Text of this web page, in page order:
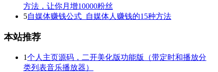
方法，让你月增10000粉丝
5自媒体赚钱公式_自媒体人赚钱的15种方法
本站推荐
1个人主页源码，二开美化版功能版（带定时和播放分
类列表音乐播放器）